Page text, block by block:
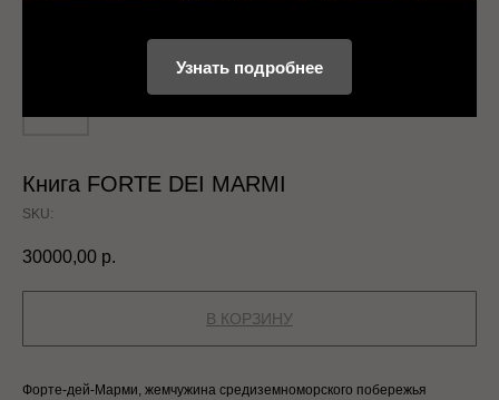
Книга FORTE DEI MARMI
SKU:
30000,00 р.
В КОРЗИНУ
Форте-дей-Марми, жемчужина средиземноморского побережья
Узнать подробнее